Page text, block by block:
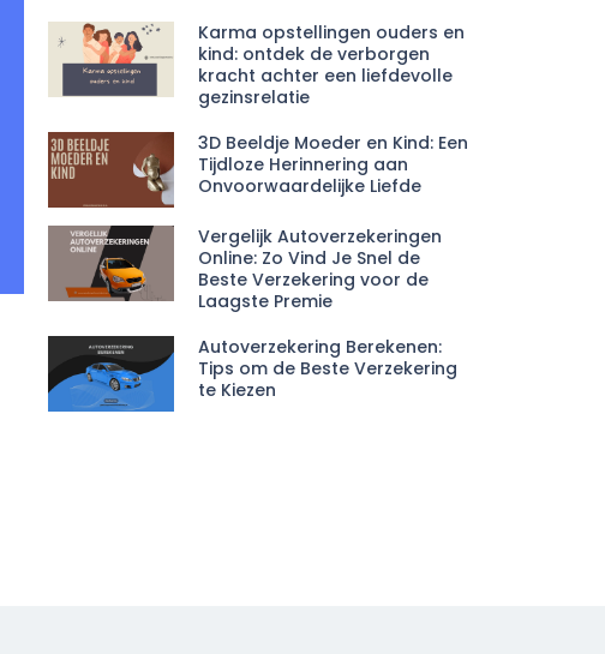
Karma opstellingen ouders en
kind: ontdek de verborgen
kracht achter een liefdevolle
gezinsrelatie
3D Beeldje Moeder en Kind: Een
Tijdloze Herinnering aan
Onvoorwaardelijke Liefde
Vergelijk Autoverzekeringen
Online: Zo Vind Je Snel de
Beste Verzekering voor de
Laagste Premie
Autoverzekering Berekenen:
Tips om de Beste Verzekering
te Kiezen